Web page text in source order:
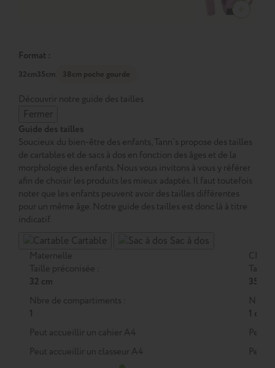
Format :
32cm35cm 38cm poche gourde
Découvrir notre guide des tailles
Fermer
Guide des tailles
Soucieux du bien-être des enfants, Tann’s propose des tailles
de cartables et de sacs à dos en fonction des âges et de la
morphologie des enfants. Nous vous invitons à vous y référer
afin de choisir les produits les mieux adaptés. Il faut toutefois
noter que les enfants peuvent avoir des tailles différentes
pour un même âge. Notre guide des tailles est donc là à titre
indicatif.
Cartable Sac à dos
Maternelle
Taille préconisée :
32 cm
Nbre de compartiments :
1
Peut accueillir un cahier A4
Peut accueillir un classeur A4
CP
Taille
35 cm
Nbre
1 ou 2
Peut
Peut